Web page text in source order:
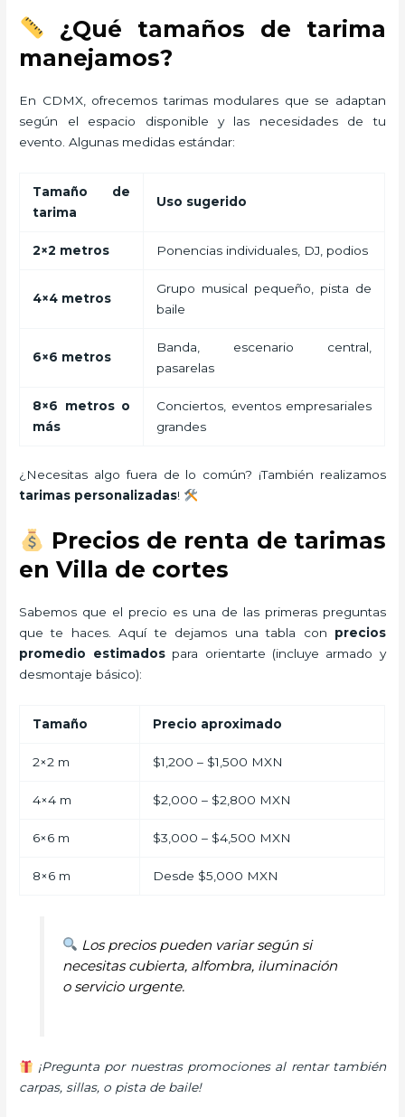
¿Qué tamaños de tarima
manejamos?
En CDMX, ofrecemos tarimas modulares que se adaptan
según el espacio disponible y las necesidades de tu
evento. Algunas medidas estándar:
Tamaño de
tarima
Uso sugerido
2×2 metros Ponencias individuales, DJ, podios
4×4 metros
Grupo musical pequeño, pista de
baile
6×6 metros
Banda, escenario central,
pasarelas
8×6 metros o
más
Conciertos, eventos empresariales
grandes
¿Necesitas algo fuera de lo común? ¡También realizamos
tarimas personalizadas!
Precios de renta de tarimas
en Villa de cortes
Sabemos que el precio es una de las primeras preguntas
que te haces. Aquí te dejamos una tabla con precios
promedio estimadospara orientarte (incluye armado y
desmontaje básico):
Tamaño Precio aproximado
2×2 m $1,200 – $1,500 MXN
4×4 m $2,000 – $2,800 MXN
6×6 m $3,000 – $4,500 MXN
8×6 m Desde $5,000 MXN
Los precios pueden variar según si
necesitas cubierta, alfombra, iluminación
o servicio urgente.
¡Pregunta por nuestras promociones al rentar también
carpas, sillas, o pista de baile!